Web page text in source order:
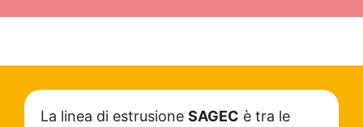
La linea di estrusione SAGEC è tra le